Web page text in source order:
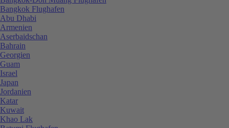
Bangkok Flughafen
Abu Dhabi
Armenien
Aserbaidschan
Bahrain
Georgien
Guam
Israel
Japan
Jordanien
Katar
Kuwait
Khao Lak